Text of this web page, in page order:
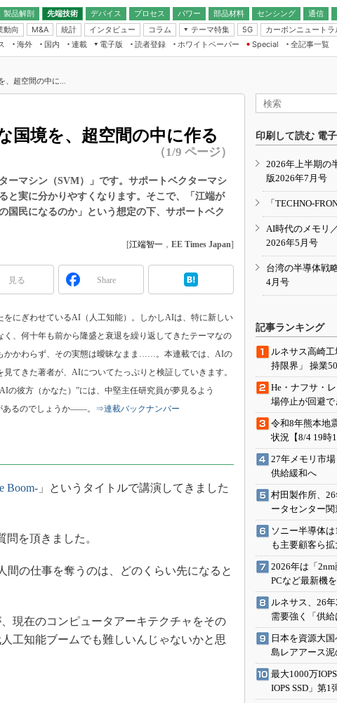
製品解剖
先端技術
デバイス
プロセス パワー 部品材料 センシング
通信
無線
動向 M&A 統計 インタビュー コラム
テーマ特集
フィジカルAI
読者調査（EE Times Research）
IoT
電源設計（EDN Japan）
5G カーボンニュートラ
IoT・エッジコンピューティング
EXPO
TECHNO-FRONTIER
人とくるま展
海外 国内
連載
込みプレイバ
アの社会人大
てみよう
と、次の10年
仕掛けた社内
を救うのか
望」
電子版
ット
読者登録 ホワイトペーパー
Special
全記事一覧
、超空間の中に...
国境を、超空間の中に作る
（1/9 ページ）
ーマシン（SVM）」です。サポートベクターマシ
と実に分かりやすくなります。そこで、「江端が
国民になるのか」という想定の下、サポートベク
[江端智一 ， EE Times Japan]
見る Share
をにぎわせているAI（人工知能）。しかしAIは、特に新しい
く、何十年も前から隆盛と衰退を繰り返してきたテーマなの
かかわらず、その実態は曖昧なまま……。本連載では、AIの
見てきた著者が、AIについてたっぷりと検証していきます。
の彼方（かなた）”には、中堅主任研究員が夢見るよう
あるのでしょうか――。 ⇒連載バックナンバー
Boom- 」というタイトルで講演してきました
を頂きました。
間の仕事を奪うのは、どのくらい先になると
現在のコンピュータアーキテクチャをその
工知能ブームでも難しいんじゃないかと思
印刷して読む 電
2026年上半期
版2026年7月号
「TECHNO-
AI時代のメモリ
2026年5月号
台湾の半導体戦
4月号
記事ランキング
ルネサス高崎
持限界」 操業
He・ナフサ・
場停止が回避
令和8年熊本地
状況【8/4 19時
27年メモリ市
供給緩和へ
村田製作所、
ータセンター
ソニー半導体
も主要顧客ら拡
2026年は「
PCなど最新機
ルネサス、26
需要強く「供給
日本を資源大
島レアアース泥
最大1000万
IOPS SSD」第1